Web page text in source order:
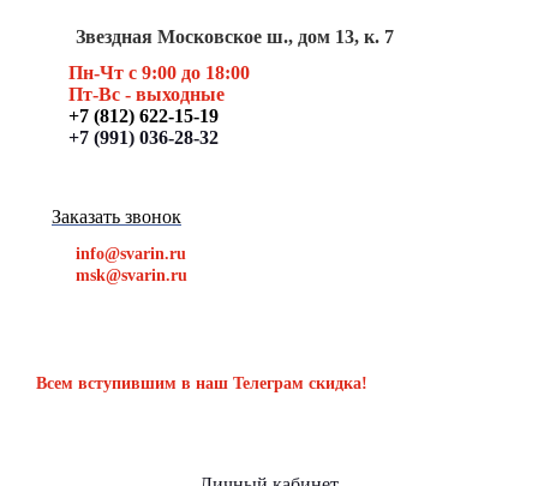
Звездная Московское ш., дом 13, к. 7
Пн-Чт с 9:00 до 18:00
Пт-Вс - выходные
+7 (812) 622-15-19
+7 (991) 036-28-32
Заказать звонок
info@svarin.ru
msk@svarin.ru
Всем вступившим в наш Телеграм скидка!